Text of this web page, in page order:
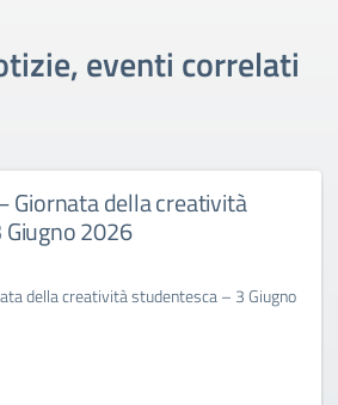
eventi correlati
Giornata della creatività
2026
della creatività studentesca – 3 Giugno